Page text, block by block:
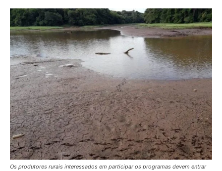
Os produtores rurais interessados em participar os programas devem entrar